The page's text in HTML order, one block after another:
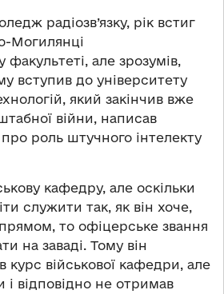
радіозв’язку, рік встиг
Могилянці
але зрозумів,
вступив до університету
який закінчив вже
війни, написав
роль штучного інтелекту
кафедру, але оскільки
служити так, як він хоче,
то офіцерське звання
на заваді. Тому він
військової кафедри, але
і відповідно не отримав